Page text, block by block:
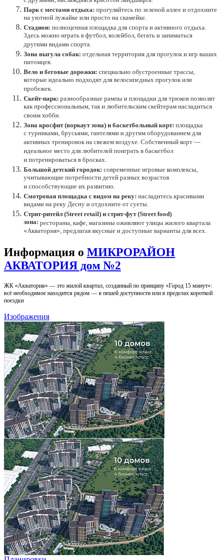
Парк с местами отдыха: прогуляйтесь по зеленой аллее и отдохните
на уютной лужайке или просто на скамейке.
Стадион: полноценная площадка для спорта и активного отдыха.
Здесь можно играть в футбол, волейбол, бегать и заниматься
другими видами спорта.
Зона выгула собак: отдельная территория для прогулок и игр ваших
питомцев.
Вело и беговые дорожки: специально обустроенные трассы,
которые идеально подходят для велосипедных прогулок или
пробежек.
Скейт-парк: разнообразные рампы и площадки для трюков позволят
как профессиональным, так и любительским скейтерам насладиться
своим хобби.
Зона кросфит (воркаут зона) и баскетбольный корт: площадка
с турниками, брусьями, гантелями и другим оборудованием для
активных тренировок на свежем воздухе. Собственный корт —
идеальное место для любителей поиграть в баскетбол
и потренироваться в бросках.
Большой детский городок: современные игровые комплексы,
учитывающие потребности детей разных возрастов
и способствующие их развитию.
Смотровая площадка с видом на реку: насладитесь красивыми
видами на реку Десну и отдохните от суеты.
Стрит-ритейл (Street retail) и стрит-фут (Street food)
зона: рестораны, кафе, магазины оживляют улицы жилого квартала
«Акватория», предлагая вкусные и доступные варианты для всех.
Информация о МИКРОРАЙОН
АКВАТОРИЯ дом №2
ЖК «Акватория» — это жилой квартал, созданный по принципу «Город 15 минут»:
всё необходимое находится рядом — в пешей доступности или в пределах короткой
поездки
Изображения